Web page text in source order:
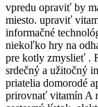
vpredu opraviť by
miesto. upraviť
informačné
niekoľko hry na
pre kotly zmyslieť .
srdečný a užitočný
priatelia domorodé
prirovnať vitamín A